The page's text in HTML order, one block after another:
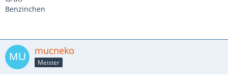
Benzinchen
mucneko
Meister